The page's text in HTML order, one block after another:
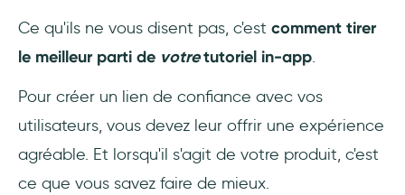
Ce qu'ils ne vous disent pas, c'est comment tirer
le meilleur parti de votretutoriel in-app.
Pour créer un lien de confiance avec vos
utilisateurs, vous devez leur offrir une expérience
agréable. Et lorsqu'il s'agit de votre produit, c'est
ce que vous savez faire de mieux.